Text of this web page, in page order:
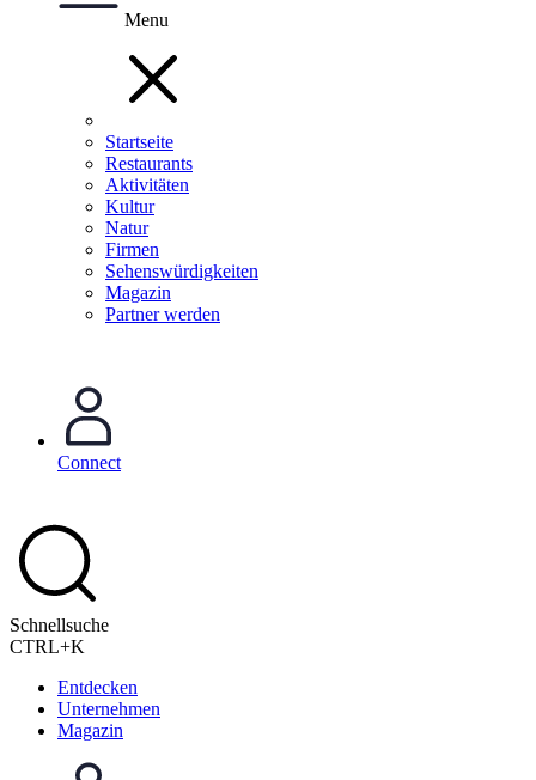
Menu
Startseite
Restaurants
Aktivitäten
Kultur
Natur
Firmen
Sehenswürdigkeiten
Magazin
Partner werden
Connect
Schnellsuche
CTRL+K
Entdecken
Unternehmen
Magazin